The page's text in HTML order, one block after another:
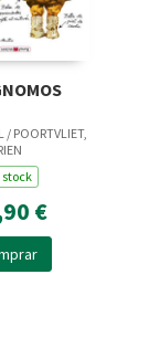
/ POORTVLIET,
stock
€